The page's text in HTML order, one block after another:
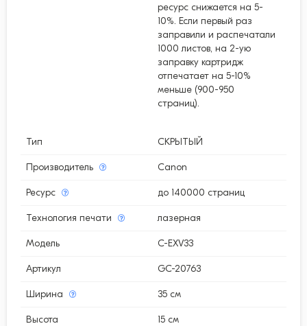
ресурс снижается на 5-
10%. Если первый раз
заправили и распечатали
1000 листов, на 2-ую
заправку картридж
отпечатает на 5-10%
меньше (900-950
страниц).
Тип СКРЫТЫЙ
Производитель Canon
Ресурс до 140000 страниц
Технология печати лазерная
Модель C-EXV33
Артикул GC-20763
Ширина 35 см
Высота 15 см